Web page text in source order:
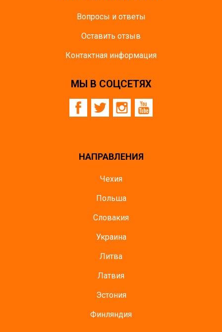
Вопросы и ответы
Оставить отзыв
Контактная информация
МЫ В СОЦСЕТЯХ
НАПРАВЛЕНИЯ
Чехия
Польша
Словакия
Украина
Литва
Латвия
Эстония
Финляндия